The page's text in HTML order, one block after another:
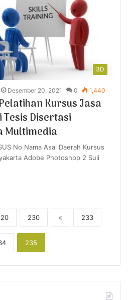
3D
Desember 20, 2021 0 1,440
Kursus Jasa
Disertasi
Multimedia
No Nama Asal Daerah Kursus
Adobe Photoshop 2 Suli
230 « 233
235